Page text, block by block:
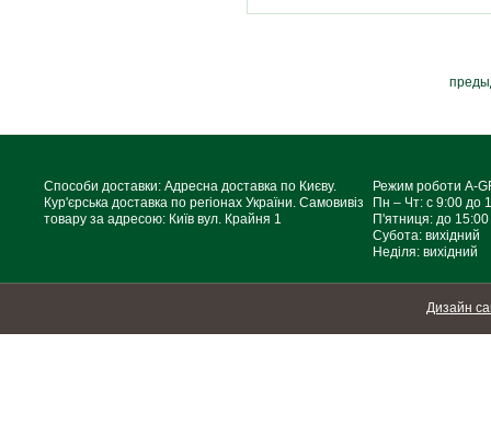
Способи доставки: Адресна доставка по Києву.
Кур'єрська доставка по регіонах України. Самовивіз
товару за адресою: Київ вул. Крайня 1
Режим роботи A-
Пн – Чт: с 9:00 до
П'ятниця: до 15:00
Субота: вихідний
Неділя: вихідний
Дизайн